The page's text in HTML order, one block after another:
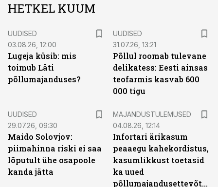
HETKEL KUUM
UUDISED
03.08.26, 12:00
Lugeja küsib: mis
toimub Läti
põllumajanduses?
UUDISED
31.07.26, 13:21
Põllul roomab tulevane
delikatess: Eesti ainsas
teofarmis kasvab 600
000 tigu
UUDISED
29.07.26, 09:30
Maido Solovjov:
piimahinna riski ei saa
lõputult ühe osapoole
kanda jätta
MAJANDUSTULEMUSED
04.08.26, 12:14
Infortari ärikasum
peaaegu kahekordistus,
kasumlikkust toetasid
ka uued
põllumajandusettevõtted